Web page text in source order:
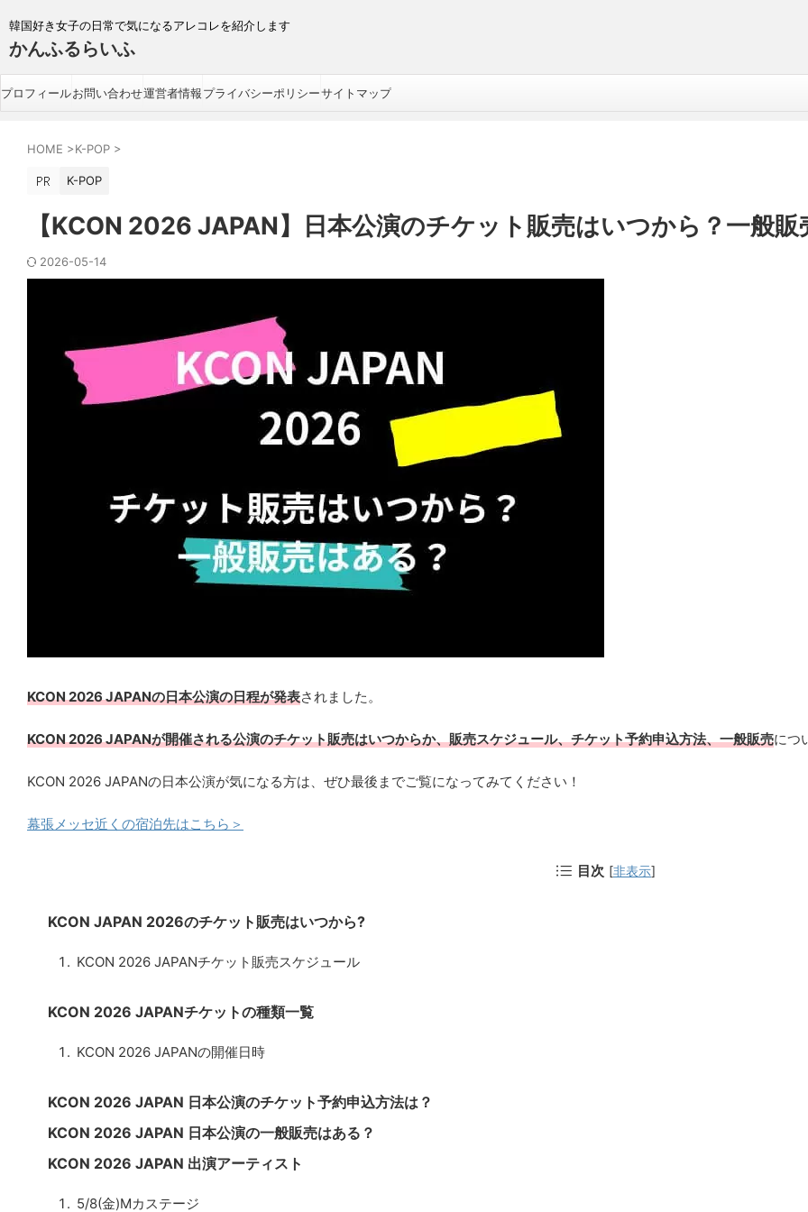
韓国好き女子の日常で気になるアレコレを紹介します
かんふるらいふ
プロフィールお問い合わせ運営者情報プライバシーポリシーサイトマップ
HOME >K-POP >
K-POP
【KCON 2026 JAPAN】日本公演のチケット販売はいつから？一般販
2026-05-14
KCON 2026 JAPANの日本公演の日程が発表されました。
KCON 2026 JAPANが開催される公演のチケット販売はいつからか、販売スケジュール、チケット予約申込方法、一般販売につ
KCON 2026 JAPANの日本公演が気になる方は、ぜひ最後までご覧になってみてください！
幕張メッセ近くの宿泊先はこちら＞
目次 [非表示]
KCON JAPAN 2026のチケット販売はいつから?
KCON 2026 JAPANチケット販売スケジュール
KCON 2026 JAPANチケットの種類一覧
KCON 2026 JAPANの開催日時
KCON 2026 JAPAN 日本公演のチケット予約申込方法は？
KCON 2026 JAPAN 日本公演の一般販売はある？
KCON 2026 JAPAN 出演アーティスト
5/8(金)Mカステージ